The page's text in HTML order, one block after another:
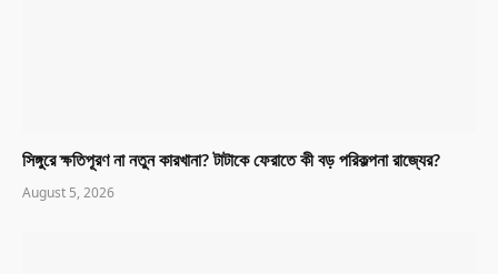
সিঙ্গুরে ক্ষতিপূরণ না নতুন কারখানা? টাটাকে ফেরাতে কী বড় পরিকল্পনা রাজ্যের?
August 5, 2026